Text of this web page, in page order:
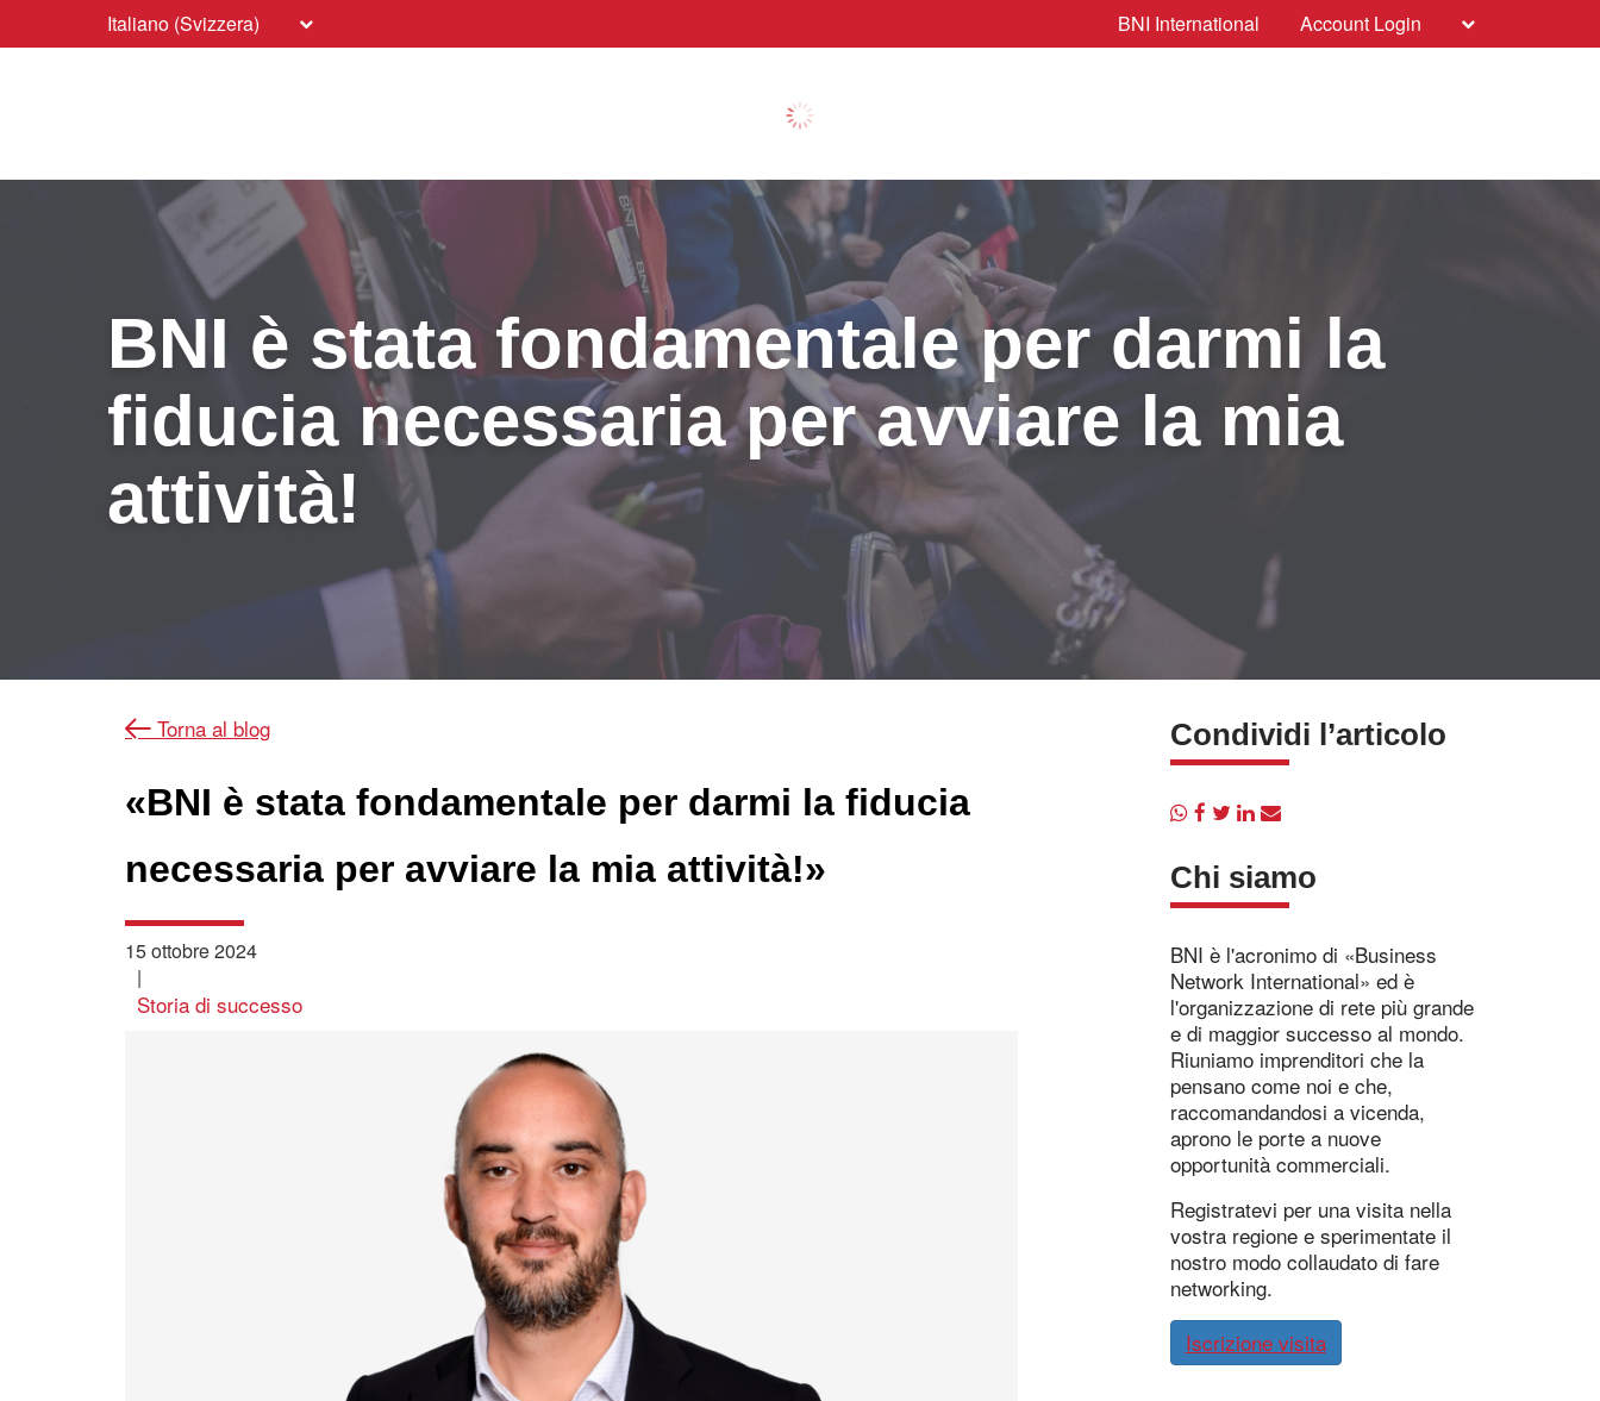
Italiano (Svizzera) BNI International Account Login
BNI è stata fondamentale per darmi la
fiducia necessaria per avviare la mia
attività!
Torna al blog
«BNI è stata fondamentale per darmi la fiducia
necessaria per avviare la mia attività!»
15 ottobre 2024
|
Storia di successo
Condividi l’articolo
Chi siamo
BNI è l'acronimo di «Business
Network International» ed è
l'organizzazione di rete più grande
e di maggior successo al mondo.
Riuniamo imprenditori che la
pensano come noi e che,
raccomandandosi a vicenda,
aprono le porte a nuove
opportunità commerciali.
Registratevi per una visita nella
vostra regione e sperimentate il
nostro modo collaudato di fare
networking.
Iscrizione visita